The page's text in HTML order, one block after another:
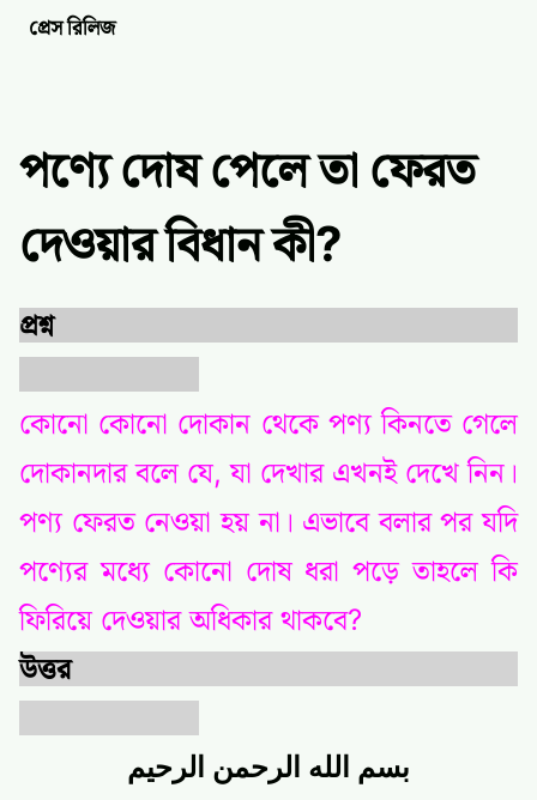
প্রেস রিলিজ
পণ্যে দোষ পেলে তা ফেরত
দেওয়ার বিধান কী?
প্রশ্ন
কোনো কোনো দোকান থেকে পণ্য কিনতে গেলে
দোকানদার বলে যে, যা দেখার এখনই দেখে নিন।
পণ্য ফেরত নেওয়া হয় না। এভাবে বলার পর যদি
পণ্যের মধ্যে কোনো দোষ ধরা পড়ে তাহলে কি
ফিরিয়ে দেওয়ার অধিকার থাকবে?
উত্তর
بسم الله الرحمن الرحيم